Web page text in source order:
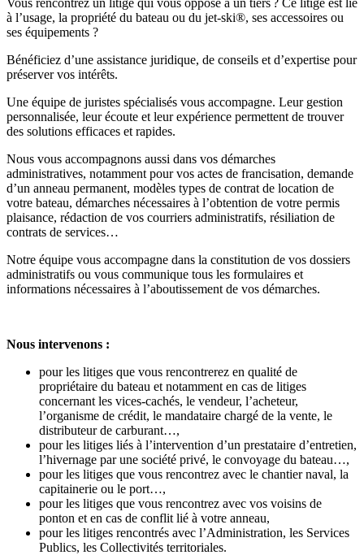
à l’usage, la propriété du bateau ou du jet-ski®, ses accessoires ou
ses équipements ?
Bénéficiez d’une assistance juridique, de conseils et d’expertise pour
préserver vos intérêts.
Une équipe de juristes spécialisés vous accompagne. Leur gestion
personnalisée, leur écoute et leur expérience permettent de trouver
des solutions efficaces et rapides.
Nous vous accompagnons aussi dans vos démarches
administratives, notamment pour vos actes de francisation, demande
d’un anneau permanent, modèles types de contrat de location de
votre bateau, démarches nécessaires à l’obtention de votre permis
plaisance, rédaction de vos courriers administratifs, résiliation de
contrats de services…
Notre équipe vous accompagne dans la constitution de vos dossiers
administratifs ou vous communique tous les formulaires et
informations nécessaires à l’aboutissement de vos démarches.
Nous intervenons :
pour les litiges que vous rencontrerez en qualité de
propriétaire du bateau et notamment en cas de litiges
concernant les vices-cachés, le vendeur, l’acheteur,
l’organisme de crédit, le mandataire chargé de la vente, le
distributeur de carburant…,
pour les litiges liés à l’intervention d’un prestataire d’entretien,
l’hivernage par une société privé, le convoyage du bateau…,
pour les litiges que vous rencontrez avec le chantier naval, la
capitainerie ou le port…,
pour les litiges que vous rencontrez avec vos voisins de
ponton et en cas de conflit lié à votre anneau,
pour les litiges rencontrés avec l’Administration, les Services
Publics, les Collectivités territoriales.